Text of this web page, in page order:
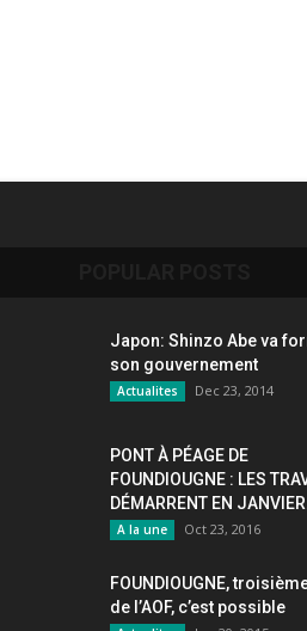
Japon: Shinzo Abe va
son gouvernement
Actualites Dec 23, 2014
PONT À PÉAGE DE
FOUNDIOUGNE : LES
DÉMARRENT EN
A la une Oct 23, 2016
FOUNDIOUGNE,
de l’AOF, c’est possible